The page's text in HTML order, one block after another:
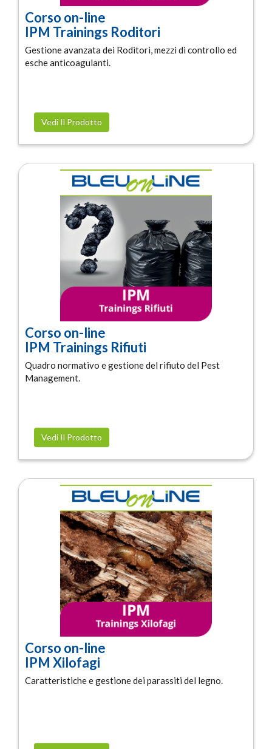
Corso on-line
IPM Trainings Roditori
Gestione avanzata dei Roditori, mezzi di controllo ed
esche anticoagulanti.
Vedi Il Prodotto
Corso on-line
IPM Trainings Rifiuti
Quadro normativo e gestione del rifiuto del Pest
Management.
Vedi Il Prodotto
Corso on-line
IPM Xilofagi
Caratteristiche e gestione dei parassiti del legno.